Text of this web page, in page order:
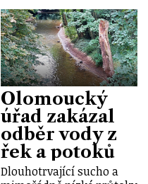
Olomoucký
úřad zakázal
odběr vody z
řek a potoků
Dlouhotrvající sucho a